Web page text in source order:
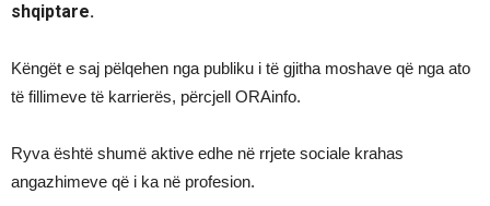
shqiptare.
Këngët e saj pëlqehen nga publiku i të gjitha moshave që nga ato
të fillimeve të karrierës, përcjell ORAinfo.
Ryva është shumë aktive edhe në rrjete sociale krahas
angazhimeve që i ka në profesion.